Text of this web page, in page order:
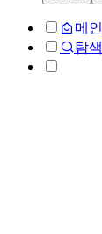
메인
탐색